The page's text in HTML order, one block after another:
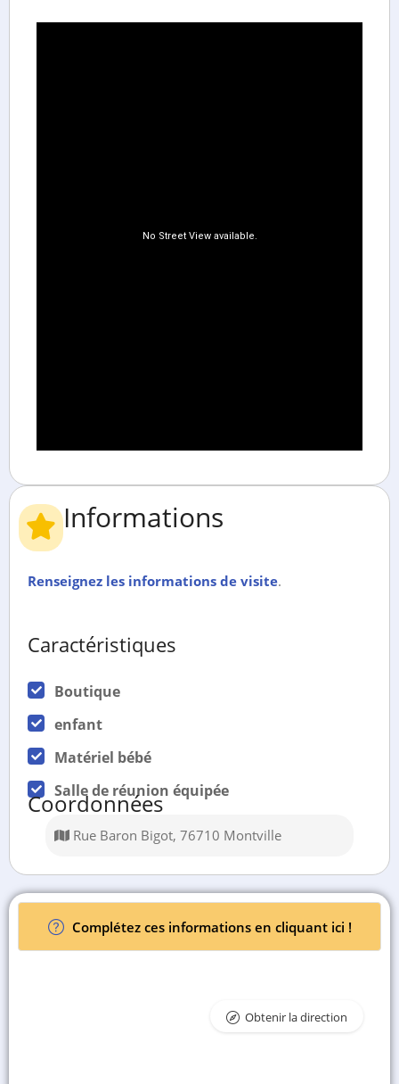
Informations
Renseignez les informations de visite.
Caractéristiques
Boutique
enfant
Matériel bébé
Salle de réunion équipée
Coordonnées
Rue Baron Bigot, 76710 Montville
Complétez ces informations en cliquant ici !
Obtenir la direction